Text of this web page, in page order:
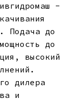
-
Подача до
до
высокий
дилера
и